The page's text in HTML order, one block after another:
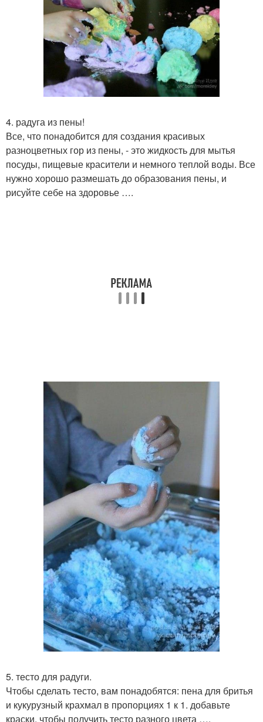
4. радуга из пены!
Все, что понадобится для создания красивых
разноцветных гор из пены, - это жидкость для мытья
посуды, пищевые красители и немного теплой воды. Все
нужно хорошо размешать до образования пены, и
рисуйте себе на здоровье ….
5. тесто для радуги.
Чтобы сделать тесто, вам понадобятся: пена для бритья
и кукурузный крахмал в пропорциях 1 к 1. добавьте
краски, чтобы получить тесто разного цвета ….